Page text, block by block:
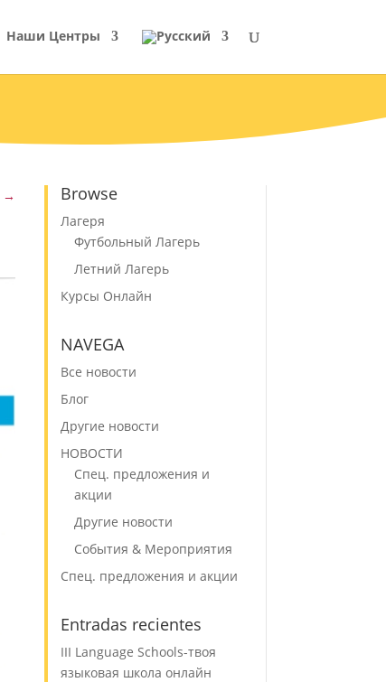
Наши Центры
→ Browse
Лагеря
Футбольный Лагерь
Летний Лагерь
Курсы Онлайн
NAVEGA
Все новости
Блог
Другие новости
НОВОСТИ
Спец. предложения и
акции
Другие новости
События & Мероприятия
Спец. предложения и акции
Entradas recientes
III Language Schools-твоя
языковая школа онлайн